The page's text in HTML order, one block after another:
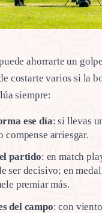
ahorrarte un
costarte varios si la
siempre:
ese día: si llevas
compense arriesgar.
partido: en match
ser decisivo; en
premiar más.
del campo: con